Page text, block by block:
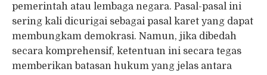
pemerintah atau lembaga negara. Pasal-pasal ini
sering kali dicurigai sebagai pasal karet yang dapat
membungkam demokrasi. Namun, jika dibedah
secara komprehensif, ketentuan ini secara tegas
memberikan batasan hukum yang jelas antara